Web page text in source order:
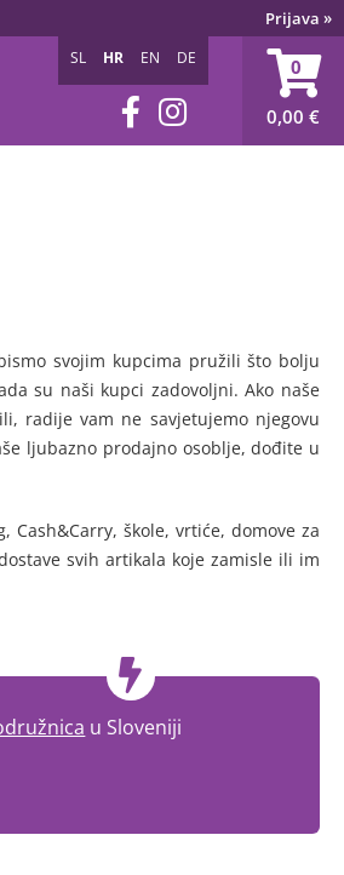
Prijava »
0
0,00 €
SL HR EN DE
svojim kupcima pružili što bolju
su naši kupci zadovoljni. Ako naše
radije vam ne savjetujemo njegovu
ljubazno prodajno osoblje, dođite u
škole, vrtiće, domove za
svih artikala koje zamisle ili im
u Sloveniji